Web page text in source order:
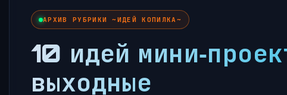
АРХИВ РУБРИКИ ~ИДЕЙ КОПИЛКА~
10 идей
выходные